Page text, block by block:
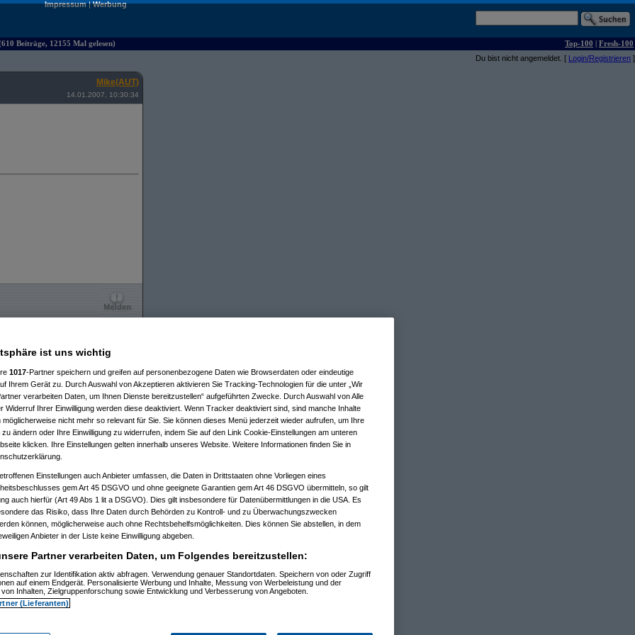
Impressum|Werbung
Beiträge, 12155 Mal gelesen) Top-100 | Fresh-100
Du bist nicht angemeldet. [ Login/Registrieren ]
Mike(AUT)
14.01.2007, 10:30:34
10:52:44)
11:01:21)
11:27:44)
14:15:42)
14:17:28)
am 15.01.2007, 12:42:30)
10:55:38)
11:02:48)
11:17:13)
11:30:04)
11:35:10)
08:06:40)
08:19:08)
resetam 15.01.2007, 13:35:59)
(resetam 16.01.2007, 09:21:51)
(Flipam 16.01.2007, 21:40:15)
15.01.2007, 16:49:41)
am 15.01.2007, 17:34:16)
(Flipam 15.01.2007, 21:31:36)
ist uns wichtig
1017-Partner speichern und greifen auf personenbezogene Daten wie Browserdaten oder eindeutige
Ihrem Gerät zu. Durch Auswahl von Akzeptieren aktivieren Sie Tracking-Technologien für die unter „Wir
verarbeiten Daten, um Ihnen Dienste bereitzustellen“ aufgeführten Zwecke. Durch Auswahl von Alle
Widerruf Ihrer Einwilligung werden diese deaktiviert. Wenn Tracker deaktiviert sind, sind manche Inhalte
möglicherweise nicht mehr so relevant für Sie. Sie können dieses Menü jederzeit wieder aufrufen, um Ihre
zu ändern oder Ihre Einwilligung zu widerrufen, indem Sie auf den Link Cookie-Einstellungen am unteren
klicken. Ihre Einstellungen gelten innerhalb unseres Website. Weitere Informationen finden Sie in
Einstellungen auch Anbieter umfassen, die Daten in Drittstaaten ohne Vorliegen eines
gem Art 45 DSGVO und ohne geeignete Garantien gem Art 46 DSGVO übermitteln, so gilt
auch hierfür (Art 49 Abs 1 lit a DSGVO). Dies gilt insbesondere für Datenübermittlungen in die USA. Es
das Risiko, dass Ihre Daten durch Behörden zu Kontroll- und zu Überwachungszwecken
können, möglicherweise auch ohne Rechtsbehelfsmöglichkeiten. Dies können Sie abstellen, in dem
Anbieter in der Liste keine Einwilligung abgeben.
Partner verarbeiten Daten, um Folgendes bereitzustellen:
zur Identifikation aktiv abfragen. Verwendung genauer Standortdaten. Speichern von oder Zugriff
auf einem Endgerät. Personalisierte Werbung und Inhalte, Messung von Werbeleistung und der
Inhalten, Zielgruppenforschung sowie Entwicklung und Verbesserung von Angeboten.
(Lieferanten)